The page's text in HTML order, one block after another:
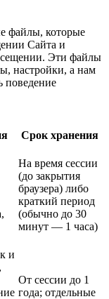
файлы, которые
Сайта и
Эти файлы
настройки, а нам
поведение
Срок хранения
На время сессии
(до закрытия
браузера) либо
краткий период
(обычно до 30
минут — 1 часа)
и
От сессии до 1
года; отдельные